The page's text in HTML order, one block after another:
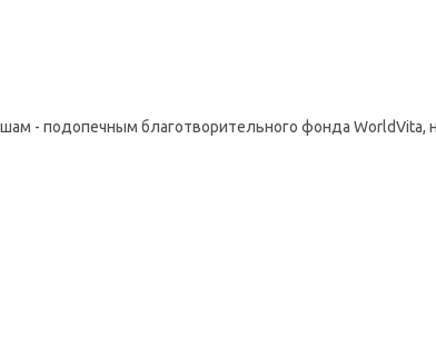
- подопечным благотворительного фонда